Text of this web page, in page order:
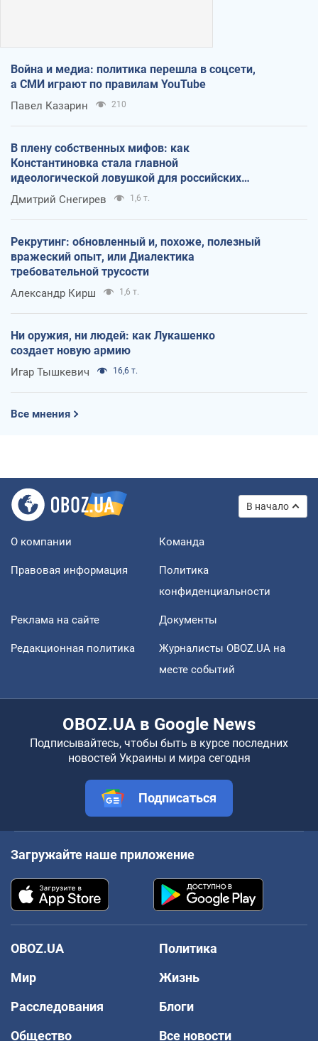
Война и медиа: политика перешла в соцсети,
а СМИ играют по правилам YouTube
Павел Казарин 210
В плену собственных мифов: как
Константиновка стала главной
идеологической ловушкой для российских
оккупантов
Дмитрий Снегирев 1,6 т.
Рекрутинг: обновленный и, похоже, полезный
вражеский опыт, или Диалектика
требовательной трусости
Александр Кирш 1,6 т.
Ни оружия, ни людей: как Лукашенко
создает новую армию
Игар Тышкевич 16,6 т.
Все мнения
В начало
О компании Команда
Правовая информация
Политика
конфиденциальности
Реклама на сайте Документы
Редакционная политика
Журналисты OBOZ.UA на
месте событий
OBOZ.UA в Google News
Подписывайтесь, чтобы быть в курсе последних
новостей Украины и мира сегодня
Подписаться
Загружайте наше приложение
OBOZ.UA
Политика
Мир
Жизнь
Расследования
Блоги
Общество
Все новости